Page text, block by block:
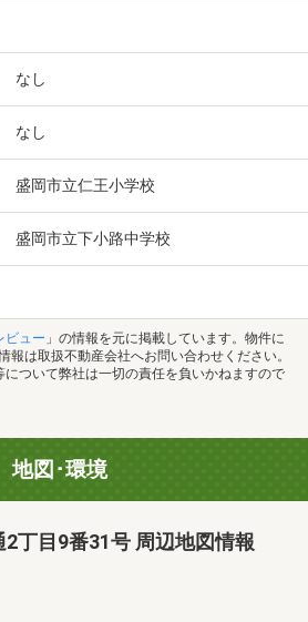
なし
なし
盛岡市立仁王小学校
盛岡市立下小路中学校
ビュー 」の情報を元に掲載しています。物件に
報は取扱不動産会社へお問い合わせください。
ついて弊社は一切の責任を負いかねますので
地図･環境
丁目9番31号 周辺地図情報